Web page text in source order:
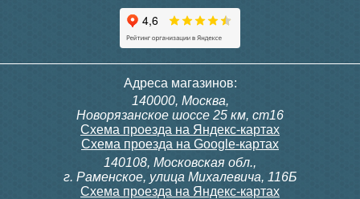
Адреса магазинов:
140000, Москва,
Новорязанское шоссе 25 км, ст16
Схема проезда на Яндекс-картах
Схема проезда на Google-картах
140108, Московская обл.,
г. Раменское, улица Михалевича, 116Б
Схема проезда на Яндекс-картах